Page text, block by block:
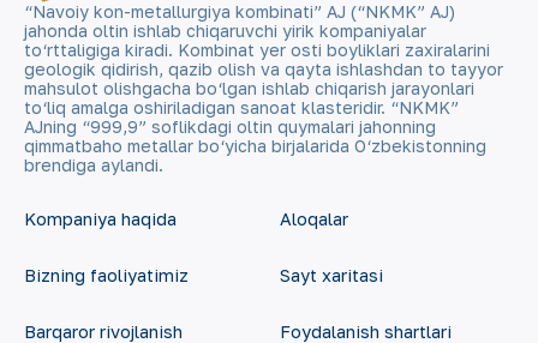
“Navoiy kon-metallurgiya kombinati” AJ (“NKMK” AJ)
jahonda oltin ishlab chiqaruvchi yirik kompaniyalar
to‘rttaligiga kiradi. Kombinat yer osti boyliklari zaxiralarini
geologik qidirish, qazib olish va qayta ishlashdan to tayyor
mahsulot olishgacha bo‘lgan ishlab chiqarish jarayonlari
to‘liq amalga oshiriladigan sanoat klasteridir. “NKMK”
AJning “999,9” soflikdagi oltin quymalari jahonning
qimmatbaho metallar bo‘yicha birjalarida O‘zbekistonning
brendiga aylandi.
Kompaniya haqida
Bizning faoliyatimiz
Barqaror rivojlanish
Aloqalar
Sayt xaritasi
Foydalanish shartlari